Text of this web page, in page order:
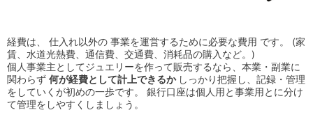
経費は、 仕入れ以外の 事業を運営するために必要な費用 です。 (家
賃、水道光熱費、通信費、交通費、消耗品の購入など。)
個人事業主としてジュエリーを作って販売するなら、本業・副業に
関わらず 何が経費として計上できるか しっかり把握し、記録・管理
をしていくが初めの一歩です。 銀行口座は個人用と事業用とに分け
て管理をしやすくしましょう。